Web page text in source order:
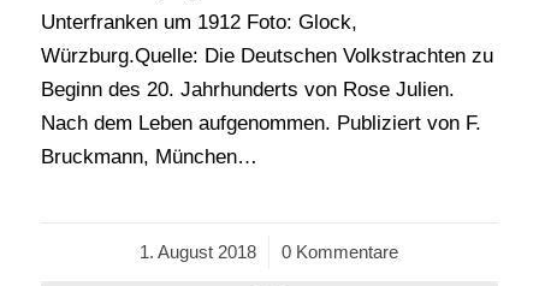
Unterfranken um 1912 Foto: Glock,
Würzburg.Quelle: Die Deutschen Volkstrachten zu
Beginn des 20. Jahrhunderts von Rose Julien.
Nach dem Leben aufgenommen. Publiziert von F.
Bruckmann, München…
1. August 2018
/ 0 Kommentare